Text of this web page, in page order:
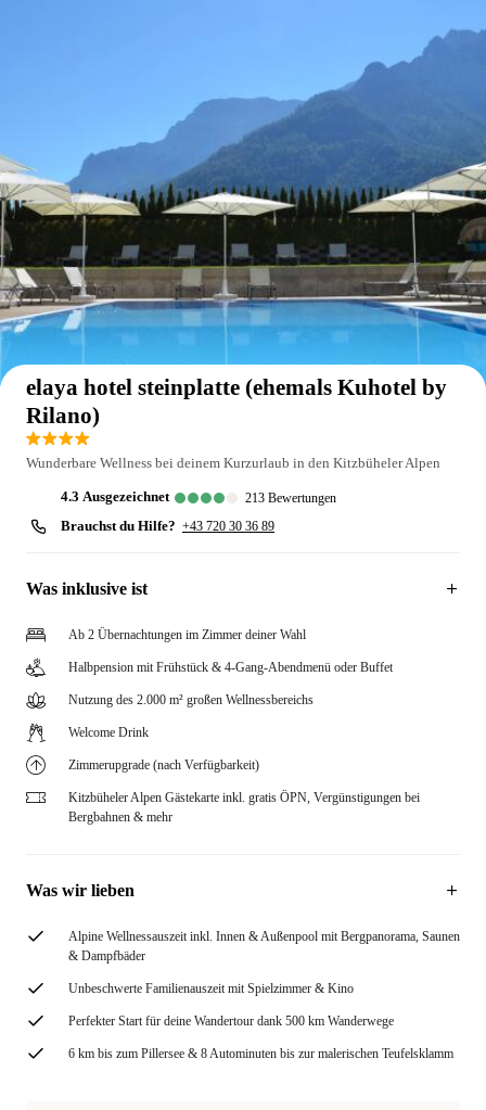
elaya hotel steinplatte (ehemals Kuhotel by
Rilano)
Wunderbare Wellness bei deinem Kurzurlaub in den Kitzbüheler Alpen
4.3 ausgezeichnet 213 Bewertungen
Brauchst du Hilfe? +43 720 30 36 89
Was inklusive ist
Ab 2 Übernachtungen im Zimmer deiner Wahl
Halbpension mit Frühstück & 4-Gang-Abendmenü oder Buffet
Nutzung des 2.000 m² großen Wellnessbereichs
Welcome Drink
Zimmerupgrade (nach Verfügbarkeit)
Kitzbüheler Alpen Gästekarte inkl. gratis ÖPN, Vergünstigungen bei
Bergbahnen & mehr
Was wir lieben
Alpine Wellnessauszeit inkl. Innen & Außenpool mit Bergpanorama, Saunen
& Dampfbäder
Unbeschwerte Familienauszeit mit Spielzimmer & Kino
Perfekter Start für deine Wandertour dank 500 km Wanderwege
6 km bis zum Pillersee & 8 Autominuten bis zur malerischen Teufelsklamm